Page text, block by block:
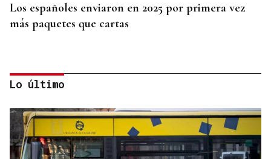
Los españoles enviaron en 2025 por primera vez
más paquetes que cartas
Lo último